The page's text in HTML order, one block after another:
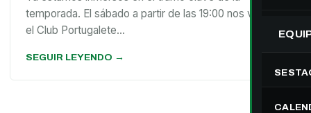
temporada. El sábado a partir de las 19:00 nos visitará
el Club Portugalete…
SEGUIR LEYENDO →